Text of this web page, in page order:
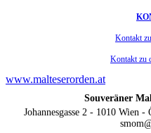
Kontakt
Kontakt zu
www.malteserorden.at
Souveräner
Johannesgasse 2 - 1010 Wien